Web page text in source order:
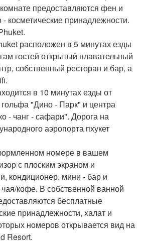
предоставляются фен и
косметические принадлежности.
расположен в 5 минутах езды
гостей открытый плавательный
собственный ресторан и бар, а
в 10 минутах езды от
"Дино - Парк" и центра
- чанг - сафари". Дорога на
аэропорта пхукет
номере в вашем
с плоским экраном и
кондиционер, мини - бар и
кофе. В собственной ванной
бесплатные
принадлежности, халат и
номеров открывается вид на
Resort.